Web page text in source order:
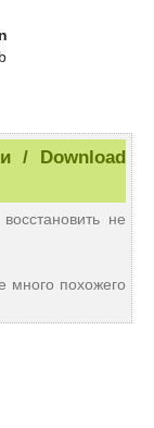
/ Download
не
много похожего